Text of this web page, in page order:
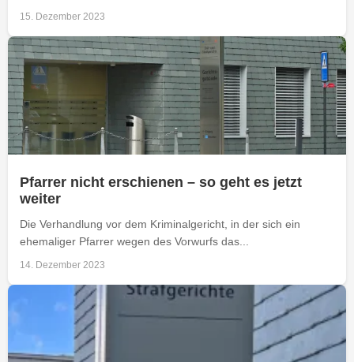
15. Dezember 2023
Pfarrer nicht erschienen – so geht es jetzt
weiter
Die Verhandlung vor dem Kriminalgericht, in der sich ein
ehemaliger Pfarrer wegen des Vorwurfs das...
14. Dezember 2023